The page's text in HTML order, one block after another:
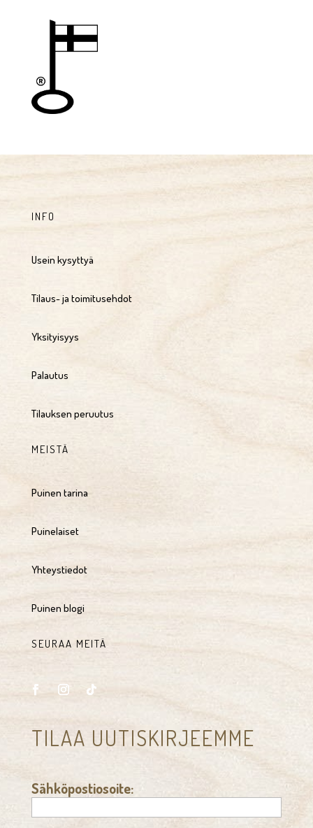
INFO
Usein kysyttyä
Tilaus- ja toimitusehdot
Yksityisyys
Palautus
Tilauksen peruutus
MEISTÄ
Puinen tarina
Puinelaiset
Yhteystiedot
Puinen blogi
SEURAA MEITÄ
TILAA UUTISKIRJEEMME
Sähköpostiosoite: